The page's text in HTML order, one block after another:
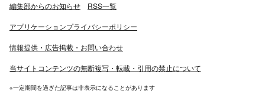
編集部からのお知らせ RSS一覧
アプリケーションプライバシーポリシー
情報提供・広告掲載・お問い合わせ
当サイトコンテンツの無断複写・転載・引用の禁止について
※一定期間を過ぎた記事は非表示になることがあります